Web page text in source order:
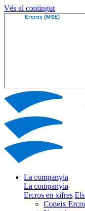
Vés al contingut
La companyia
La companyia
Ercros en xifres
Coneix